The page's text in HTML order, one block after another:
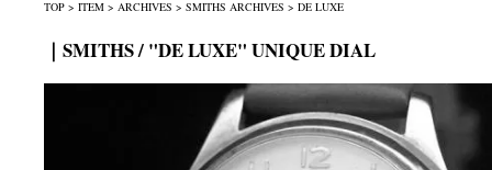
TOP > ITEM > ARCHIVES > SMITHS ARCHIVES > DE LUXE
｜SMITHS / "DE LUXE" UNIQUE DIAL